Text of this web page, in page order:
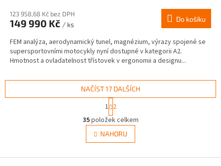
123 958,68 Kč bez DPH
149 990 Kč / ks
Do košíku
FEM analýza, aerodynamický tunel, magnézium, výrazy spojené se
supersportovními motocykly nyní dostupné v kategorii A2.
Hmotnost a ovladatelnost třístovek v ergonomii a designu...
O
v
l
á
NAČÍST 17 DALŠÍCH
t
r
á
n
k
v
1 2
35položek celkem
NAHORU